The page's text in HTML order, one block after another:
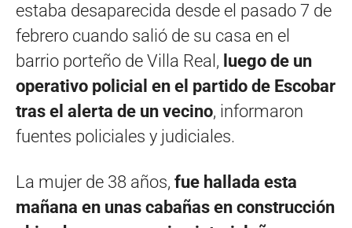
estaba desaparecida desde el pasado 7 de
febrero cuando salió de su casa en el
barrio porteño de Villa Real, luego de un
operativo policial en el partido de Escobar
tras el alerta de un vecino, informaron
fuentes policiales y judiciales.
La mujer de 38 años, fue hallada esta
mañana en unas cabañas en construcción